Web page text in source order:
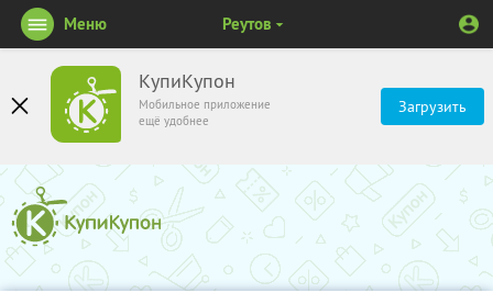
КупиКупон
Мобильное приложение
ещё удобнее
Загрузить
Меню Реутов